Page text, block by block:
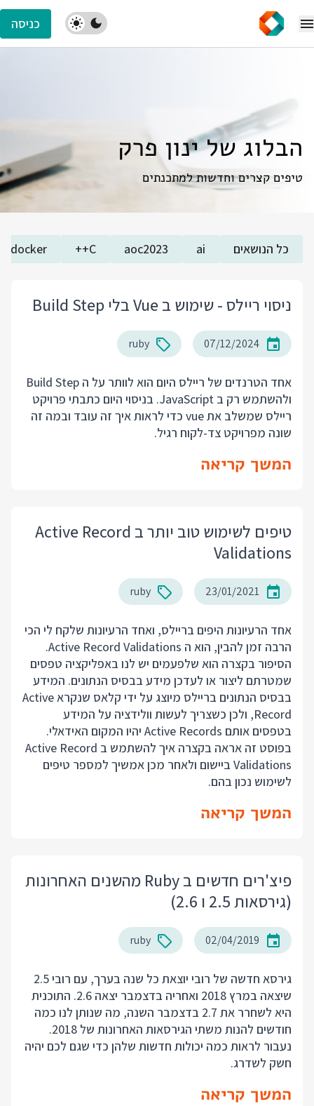
כניסה
הבלוג של ינון פרק
טיפים קצרים וחדשות למתכנתים
כל הנושאים ai
aoc2023
C++
docker
ניסוי ריילס - שימוש ב Vue בלי Build Step
07/12/2024
ruby
אחד הטרנדים של ריילס היום הוא לוותר על ה Build Step
ולהשתמש רק ב JavaScript. בניסוי היום כתבתי פרויקט
ריילס שמשלב את vue כדי לראות איך זה עובד ובמה זה
שונה מפרויקט צד-לקוח רגיל.
המשך קריאה
טיפים לשימוש טוב יותר ב Active Record
Validations
23/01/2021
ruby
אחד הרעיונות היפים בריילס, ואחד הרעיונות שלקח לי הכי
הרבה זמן להבין, הוא ה Active Record Validations.
הסיפור בקצרה הוא שלפעמים יש לנו באפליקציה טפסים
שמטרתם ליצור או לעדכן מידע בבסיס הנתונים. המידע
בבסיס הנתונים בריילס מיוצג על ידי קלאס שנקרא Active
Record, ולכן כשצריך לעשות וולידציה על המידע
בטפסים אותם Active Records יהיו המקום האידאלי.
בפוסט זה אראה בקצרה איך להשתמש ב Active Record
Validations ביישום ולאחר מכן אמשיך למספר טיפים
לשימוש נכון בהם.
המשך קריאה
פיצ'רים חדשים ב Ruby מהשנים האחרונות
(גירסאות 2.5 ו 2.6)
02/04/2019
ruby
גירסא חדשה של רובי יוצאת כל שנה בערך, עם רובי 2.5
שיצאה במרץ 2018 ואחריה בדצמבר יצאה 2.6. התוכנית
היא לשחרר את 2.7 בדצמבר השנה, מה שנותן לנו כמה
חודשים להנות משתי הגירסאות האחרונות של 2018.
נעבור לראות כמה יכולות חדשות שלהן כדי שגם לכם יהיה
חשק לשדרג.
המשך קריאה